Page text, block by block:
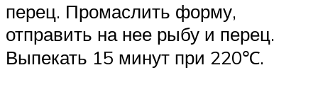
перец. Промаслить форму,
отправить на нее рыбу и перец.
Выпекать 15 минут при 220℃.